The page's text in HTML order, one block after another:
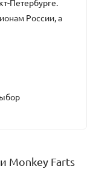
Петербурге.
России, а
Monkey Farts